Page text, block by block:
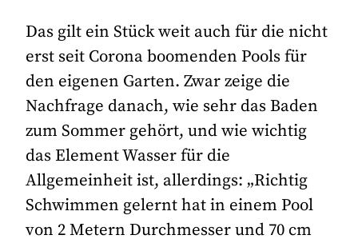
Das gilt ein Stück weit auch für die nicht
erst seit Corona boomenden Pools für
den eigenen Garten. Zwar zeige die
Nachfrage danach, wie sehr das Baden
zum Sommer gehört, und wie wichtig
das Element Wasser für die
Allgemeinheit ist, allerdings: „Richtig
Schwimmen gelernt hat in einem Pool
von 2 Metern Durchmesser und 70 cm